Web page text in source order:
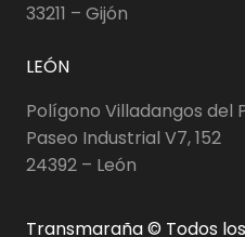
33211 – Gijón
LEÓN
Polígono Villadangos del
Paseo Industrial V7, 152
24392 – León
Transmaraña © Todos